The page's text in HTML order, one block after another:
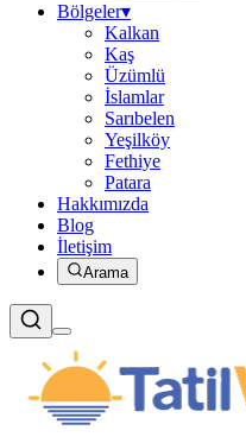
Bölgeler▾
Kalkan
Kaş
Üzümlü
İslamlar
Sarıbelen
Yeşilköy
Fethiye
Patara
Hakkımızda
Blog
İletişim
Arama